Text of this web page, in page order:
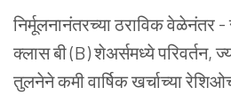
निर्मूलनानंतरच्या ठराविक वेळेनंतर -
क्लास बी (B) शेअर्समध्ये परिवर्तन,
तुलनेने कमी वार्षिक खर्चाच्या